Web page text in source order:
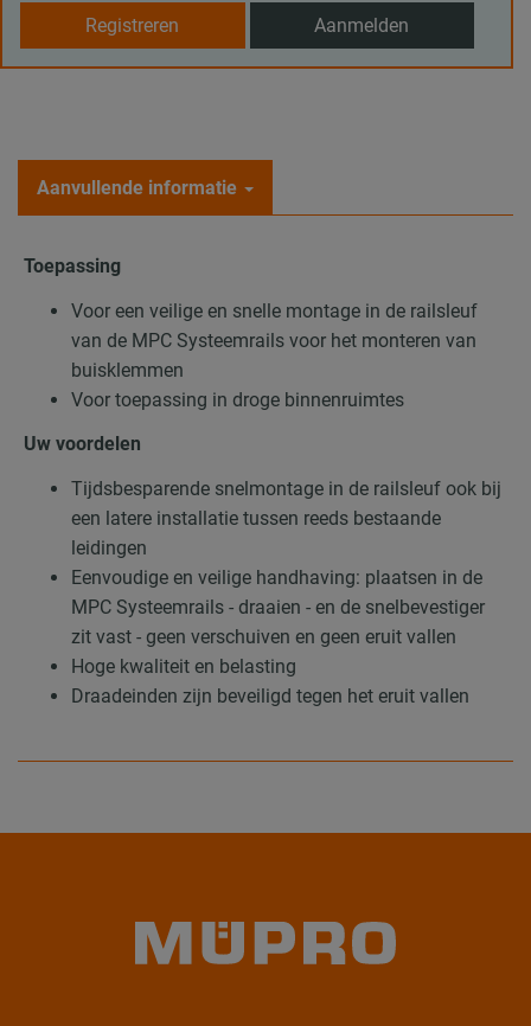
Registreren Aanmelden
Aanvullende informatie
Toepassing
Voor een veilige en snelle montage in de railsleuf
van de MPC Systeemrails voor het monteren van
buisklemmen
Voor toepassing in droge binnenruimtes
Uw voordelen
Tijdsbesparende snelmontage in de railsleuf ook bij
een latere installatie tussen reeds bestaande
leidingen
Eenvoudige en veilige handhaving: plaatsen in de
MPC Systeemrails - draaien - en de snelbevestiger
zit vast - geen verschuiven en geen eruit vallen
Hoge kwaliteit en belasting
Draadeinden zijn beveiligd tegen het eruit vallen